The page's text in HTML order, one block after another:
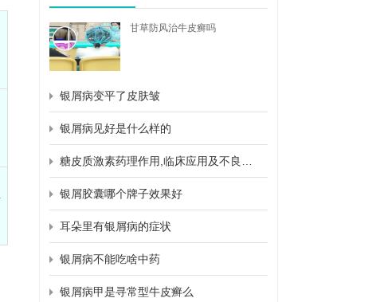
甘草防风治牛皮癣吗
银屑病变平了皮肤皱
银屑病见好是什么样的
银屑胶囊哪个牌子效果好
耳朵里有银屑病的症状
银屑病不能吃啥中药
银屑病甲是寻常型牛皮癣么